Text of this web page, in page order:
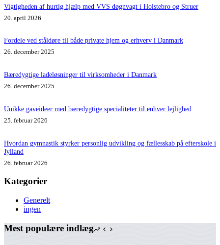
Vigtigheden af hurtig hjælp med VVS døgnvagt i Holstebro og Struer
20. april 2026
Fordele ved ståldøre til både private hjem og erhverv i Danmark
26. december 2025
Bæredygtige ladeløsninger til virksomheder i Danmark
26. december 2025
Unikke gaveideer med bæredygtige specialiteter til enhver lejlighed
25. februar 2026
Hvordan gymnastik styrker personlig udvikling og fællesskab på efterskole i
Jylland
26. februar 2026
Kategorier
Generelt
ingen
Mest populære indlæg